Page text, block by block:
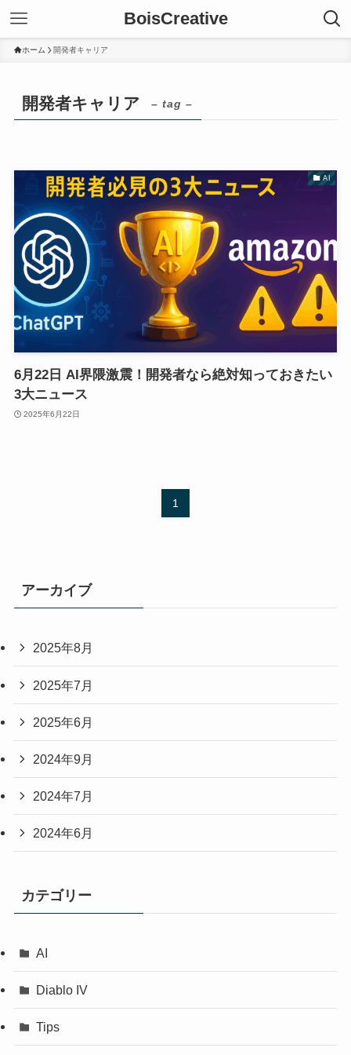
BoisCreative
ホーム 開発者キャリア
開発者キャリア – tag –
AI
6月22日 AI界隈激震！開発者なら絶対知っておきたい
3大ニュース
2025年6月22日
1
アーカイブ
2025年8月
2025年7月
2025年6月
2024年9月
2024年7月
2024年6月
カテゴリー
AI
Diablo IV
Tips